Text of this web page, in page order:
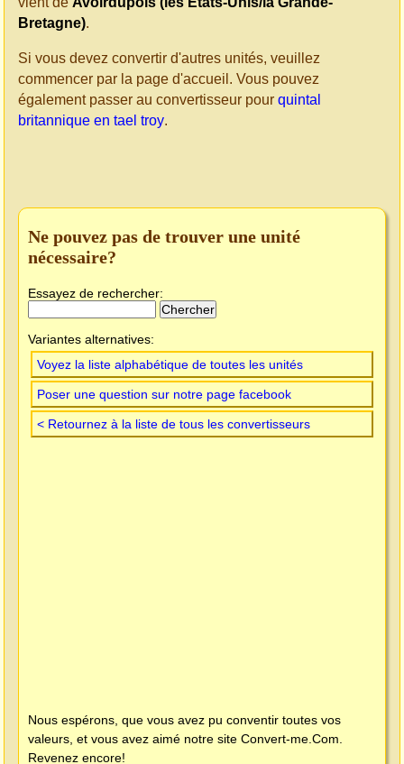
Bretagne).
Si vous devez convertir d'autres unités, veuillez
commencer par la page d'accueil. Vous pouvez
également passer au convertisseur pour quintal
britannique en tael troy.
Ne pouvez pas de trouver une unité
nécessaire?
Essayez de rechercher:
Variantes alternatives:
Voyez la liste alphabétique de toutes les unités
Poser une question sur notre page facebook
< Retournez à la liste de tous les convertisseurs
Nous espérons, que vous avez pu conventir toutes vos
valeurs, et vous avez aimé notre site Convert-me.Com
Revenez encore!